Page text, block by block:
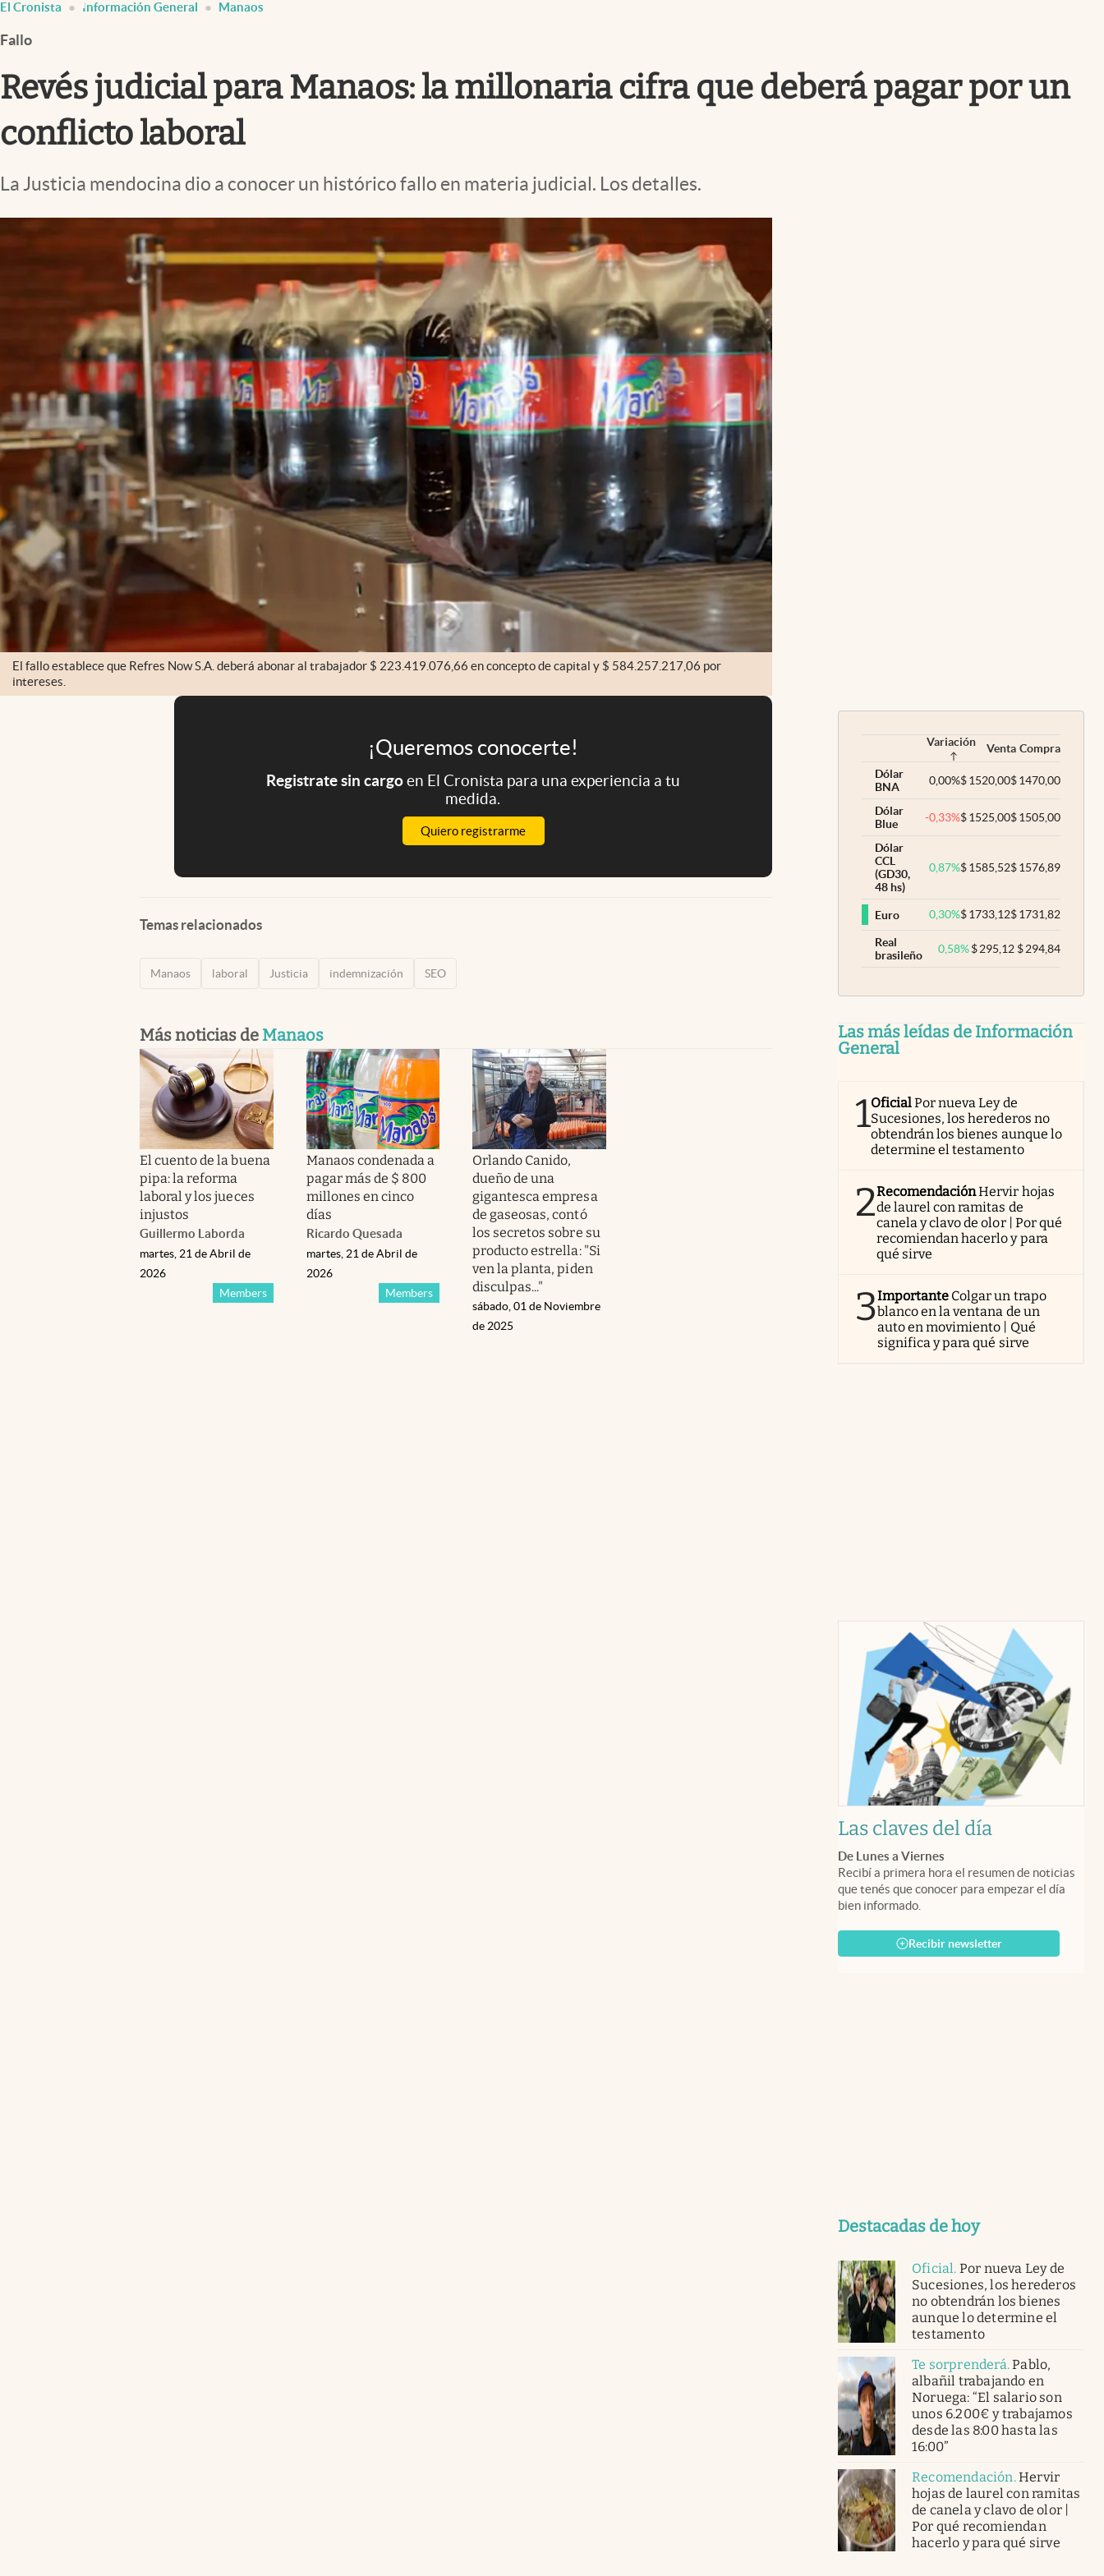
Infotechnology
Clase
Clima
Mundial 2026
Eventos Corporativos
El Cronista Información General Manaos
Fallo
Revés judicial para Manaos: la millonaria cifra que deberá pagar por un
conflicto laboral
La Justicia mendocina dio a conocer un histórico fallo en materia judicial. Los detalles.
El fallo establece que Refres Now S.A. deberá abonar al trabajador $ 223.419.076,66 en concepto de capital y $ 584.257.217,06 por
intereses.
¡Queremos conocerte!
Registrate sin cargoen El Cronista para una experiencia a tu
medida.
Quiero registrarme
Temas relacionados
Manaos laboral Justicia indemnización SEO
Más noticias de Manaos
El cuento de la buena
pipa: la reforma
laboral y los jueces
injustos
Guillermo Laborda
Members
martes, 21 de Abril de
2026
Manaos condenada a
pagar más de $ 800
millones en cinco
días
Ricardo Quesada
Members
martes, 21 de Abril de
2026
Orlando Canido,
dueño de una
gigantesca empresa
de gaseosas, contó
los secretos sobre su
producto estrella: "Si
ven la planta, piden
disculpas..."
sábado, 01 de Noviembre
de 2025
Variación Venta Compra
Dólar
BNA
0,00%$1520,00$1470,00
Dólar
Blue
-0,33%$1525,00$1505,00
Dólar
CCL
(GD30,
48 hs)
0,87%$1585,52$1576,89
Euro 0,30%$1733,12$1731,82
Real
brasileño
0,58% $295,12 $294,84
Las más leídas de Información
General
1OficialPor nueva Ley de
Sucesiones, los herederos no
obtendrán los bienes aunque lo
determine el testamento
2RecomendaciónHervir hojas
de laurel con ramitas de
canela y clavo de olor | Por qué
recomiendan hacerlo y para
qué sirve
3Importante Colgar un trapo
blanco en la ventana de un
auto en movimiento | Qué
significa y para qué sirve
Las claves del día
De Lunes a Viernes
Recibí a primera hora el resumen de noticias
que tenés que conocer para empezar el día
bien informado.
Recibir newsletter
Destacadas de hoy
Oficial. Por nueva Ley de
Sucesiones, los herederos
no obtendrán los bienes
aunque lo determine el
testamento
Te sorprenderá.Pablo,
albañil trabajando en
Noruega: “El salario son
unos 6.200€ y trabajamos
desde las 8:00 hasta las
16:00”
Recomendación.Hervir
hojas de laurel con ramitas
de canela y clavo de olor |
Por qué recomiendan
hacerlo y para qué sirve